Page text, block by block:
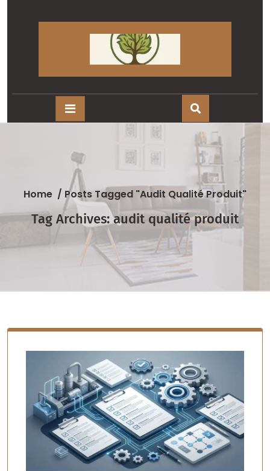
Home / Posts Tagged "audit Qualité Produit"
Tag Archives: audit qualité produit